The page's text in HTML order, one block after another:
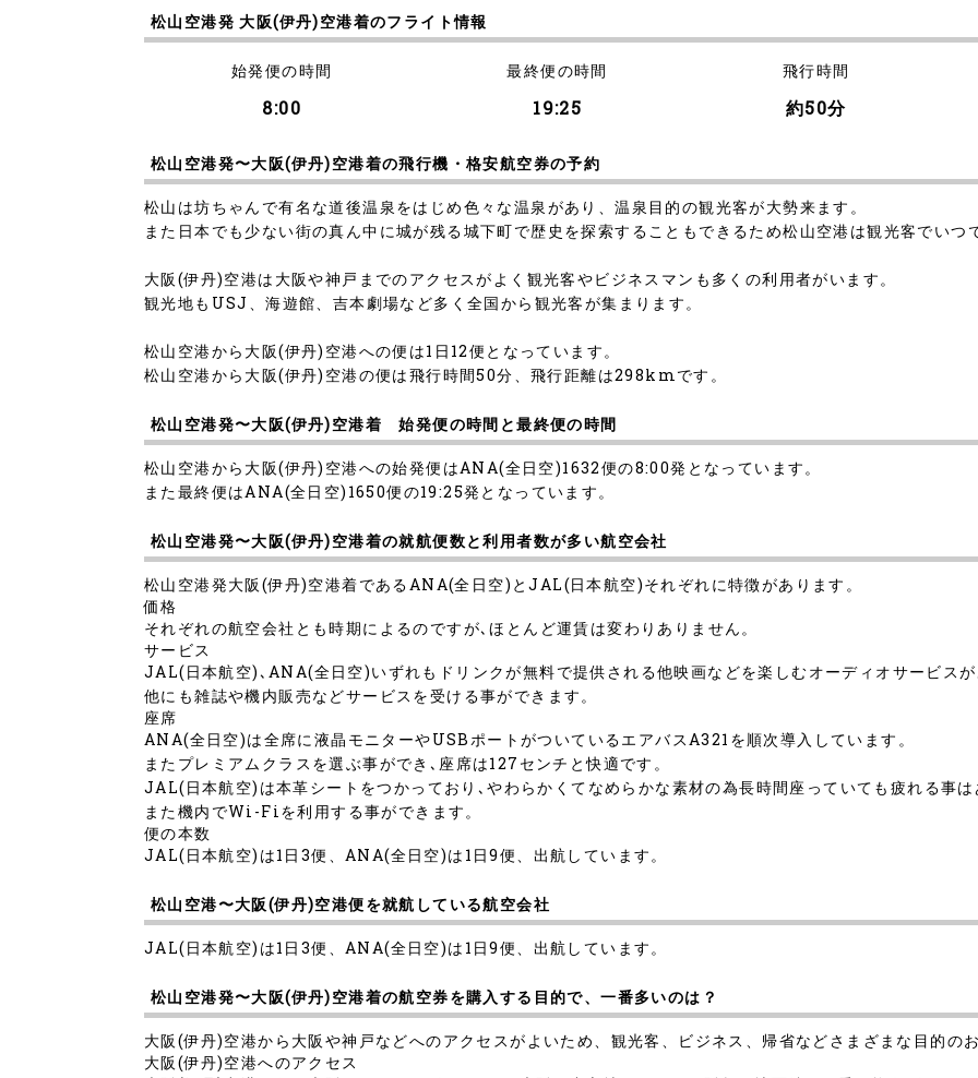
松山空港発 大阪(伊丹)空港着のフライト情報
始発便の時間
8:00
最終便の時間
19:25
飛行時間
約50分
松山空港発〜大阪(伊丹)空港着の飛行機・格安航空券の予約
松山は坊ちゃんで有名な道後温泉をはじめ色々な温泉があり、温泉目的の観光客が大勢来ます。
また日本でも少ない街の真ん中に城が残る城下町で歴史を探索することもできるため松山空港は観光客でいつ
大阪(伊丹)空港は大阪や神戸までのアクセスがよく観光客やビジネスマンも多くの利用者がいます。
観光地もUSJ、海遊館、吉本劇場など多く全国から観光客が集まります。
松山空港から大阪(伊丹)空港への便は1日12便となっています。
松山空港から大阪(伊丹)空港の便は飛行時間50分、飛行距離は298kmです。
松山空港発〜大阪(伊丹)空港着 始発便の時間と最終便の時間
松山空港から大阪(伊丹)空港への始発便はANA(全日空)1632便の8:00発となっています。
また最終便はANA(全日空)1650便の19:25発となっています。
松山空港発〜大阪(伊丹)空港着の就航便数と利用者数が多い航空会社
松山空港発大阪(伊丹)空港着であるANA(全日空)とJAL(日本航空)それぞれに特徴があります。
価格
それぞれの航空会社とも時期によるのですが､ほとんど運賃は変わりありません。
サービス
JAL(日本航空)､ANA(全日空)いずれもドリンクが無料で提供される他映画などを楽しむオーディオサービスが
他にも雑誌や機内販売などサービスを受ける事ができます。
座席
ANA(全日空)は全席に液晶モニターやUSBポートがついているエアバスA321を順次導入しています。
またプレミアムクラスを選ぶ事ができ､座席は127センチと快適です。
JAL(日本航空)は本革シートをつかっており､やわらかくてなめらかな素材の為長時間座っていても疲れる事は
また機内でWi-Fiを利用する事ができます。
便の本数
JAL(日本航空)は1日3便、ANA(全日空)は1日9便、出航しています。
松山空港〜大阪(伊丹)空港便を就航している航空会社
JAL(日本航空)は1日3便、ANA(全日空)は1日9便、出航しています。
松山空港発〜大阪(伊丹)空港着の航空券を購入する目的で、一番多いのは？
大阪(伊丹)空港から大阪や神戸などへのアクセスがよいため、観光客、ビジネス、帰省などさまざまな目的の
大阪(伊丹)空港へのアクセス